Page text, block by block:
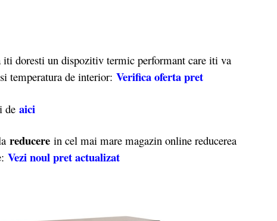
doresti un dispozitiv termic performant care iti va
temperatura de interior: Verifica oferta pret
de aici
reducere in cel mai mare magazin online reducerea
Vezi noul pret actualizat